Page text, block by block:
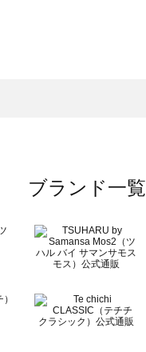
ブランド一覧